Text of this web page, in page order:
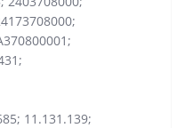
11.131.139;